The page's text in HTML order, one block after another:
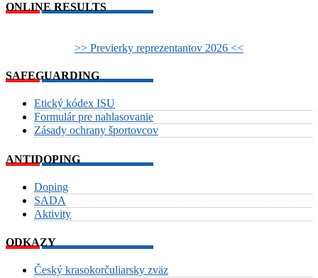
ONLINE RESULTS
>> Previerky reprezentantov 2026 <<
SAFEGUARDING
Etický kódex ISU
Formulár pre nahlasovanie
Zásady ochrany športovcov
ANTIDOPING
Doping
SADA
Aktivity
ODKAZY
Český krasokorčuliarsky zväz